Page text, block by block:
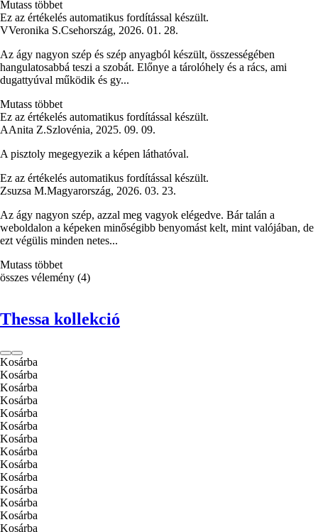
Mutass többet
Ez az értékelés automatikus fordítással készült.
VVeronika S.Csehország, 2026. 01. 28.
Az ágy nagyon szép és szép anyagból készült, összességében
hangulatosabbá teszi a szobát. Előnye a tárolóhely és a rács, ami
dugattyúval működik és gy...
Mutass többet
Ez az értékelés automatikus fordítással készült.
AAnita Z.Szlovénia, 2025. 09. 09.
A pisztoly megegyezik a képen láthatóval.
Ez az értékelés automatikus fordítással készült.
Zsuzsa M.Magyarország, 2026. 03. 23.
Az ágy nagyon szép, azzal meg vagyok elégedve. Bár talán a
weboldalon a képeken minőségibb benyomást kelt, mint valójában, de
ezt végülis minden netes...
Mutass többet
összes vélemény (4)
Thessa kollekció
Kosárba
Kosárba
Kosárba
Kosárba
Kosárba
Kosárba
Kosárba
Kosárba
Kosárba
Kosárba
Kosárba
Kosárba
Kosárba
Kosárba